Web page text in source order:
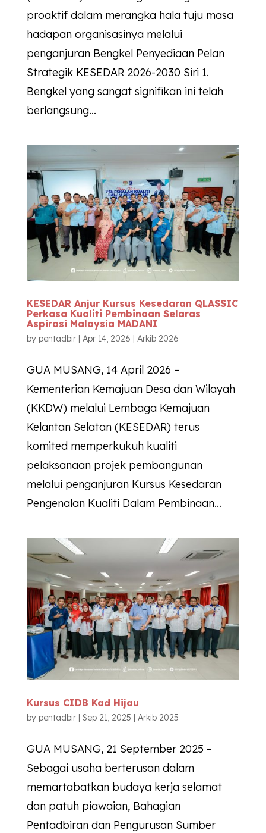
proaktif dalam merangka hala tuju masa
hadapan organisasinya melalui
penganjuran Bengkel Penyediaan Pelan
Strategik KESEDAR 2026-2030 Siri 1.
Bengkel yang sangat signifikan ini telah
berlangsung...
KESEDAR Anjur Kursus Kesedaran QLASSIC
Perkasa Kualiti Pembinaan Selaras
Aspirasi Malaysia MADANI
by pentadbir| Apr 14, 2026 | Arkib 2026
GUA MUSANG, 14 April 2026 –
Kementerian Kemajuan Desa dan Wilayah
(KKDW) melalui Lembaga Kemajuan
Kelantan Selatan (KESEDAR) terus
komited memperkukuh kualiti
pelaksanaan projek pembangunan
melalui penganjuran Kursus Kesedaran
Pengenalan Kualiti Dalam Pembinaan...
Kursus CIDB Kad Hijau
by pentadbir| Sep 21, 2025 | Arkib 2025
GUA MUSANG, 21 September 2025 –
Sebagai usaha berterusan dalam
memartabatkan budaya kerja selamat
dan patuh piawaian, Bahagian
Pentadbiran dan Pengurusan Sumber